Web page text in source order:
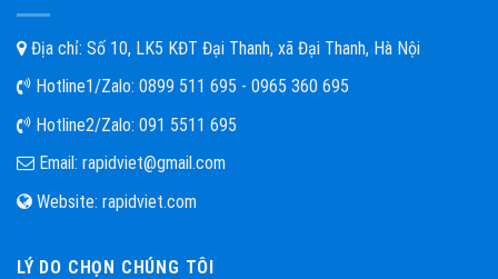
Địa chỉ: Số 10, LK5 KĐT Đại Thanh, xã Đại Thanh, Hà Nội
Hotline1/Zalo: 0899 511 695 - 0965 360 695
Hotline2/Zalo: 091 5511 695
Email: rapidviet@gmail.com
Website: rapidviet.com
LÝ DO CHỌN CHÚNG TÔI